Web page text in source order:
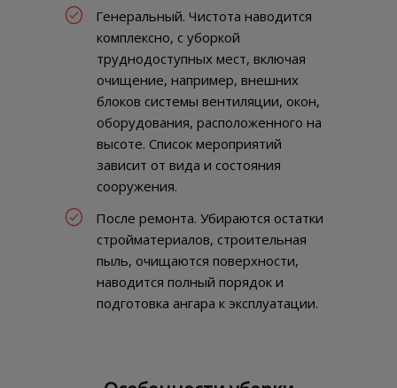
Генеральный. Чистота наводится
комплексно, с уборкой
труднодоступных мест, включая
очищение, например, внешних
блоков системы вентиляции, окон,
оборудования, расположенного на
высоте. Список мероприятий
зависит от вида и состояния
сооружения.
После ремонта. Убираются остатки
стройматериалов, строительная
пыль, очищаются поверхности,
наводится полный порядок и
подготовка ангара к эксплуатации.